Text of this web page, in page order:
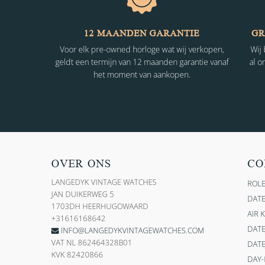
12 MAANDEN GARANTIE
Voor elk pre-owned horloge wat wij verkopen,
geldt een termijn van 12 maanden garantie vanaf
het moment van aankopen.
Wij
al
OVER ONS
LANGEDYK VINTAGE WATCHES
JAN DUIKERWEG 5
1703DH HEERHUGOWAARD
+31616168642
INFO@LANGEDYKVINTAGEWATCHES.COM
VAT NL 862464328B01
KVK 82420866
DATE
AIR